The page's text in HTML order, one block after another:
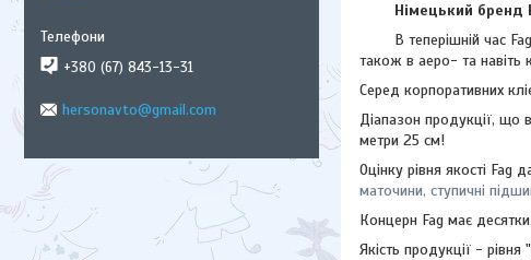
Німецький бренд
В теперішній час Fag
також в аеро- та навіть
Серед корпоративних
Діапазон продукції, що
метри 25 см!
Оцінку рівня якості Fag
маточини, ступичні
Концерн Fag має десятки
Якість продукції - рівня
+380 (67) 843-13-31
hersonavto@gmail.com